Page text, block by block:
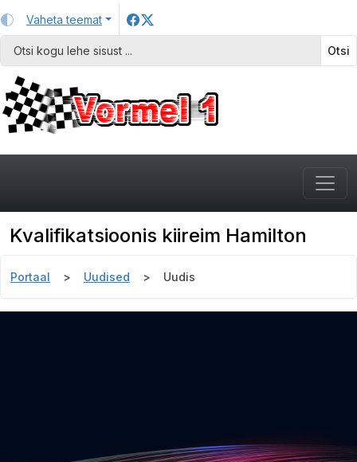
Vaheta teemat
Otsi
Kvalifikatsioonis kiireim Hamilton
Portaal Uudised Uudis